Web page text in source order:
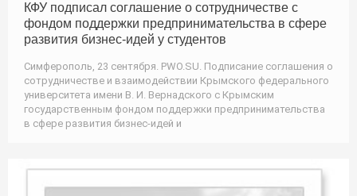
КФУ подписал соглашение о сотрудничестве с
фондом поддержки предпринимательства в сфере
развития бизнес-идей у студентов
Симферополь, 23 сентября. PWO.SU. Подписание соглашения о
сотрудничестве и взаимодействии Крымского федерального
университета имени В. И. Вернадского с Крымским
государственным фондом поддержки предпринимательства
в сфере развития бизнес-идей и